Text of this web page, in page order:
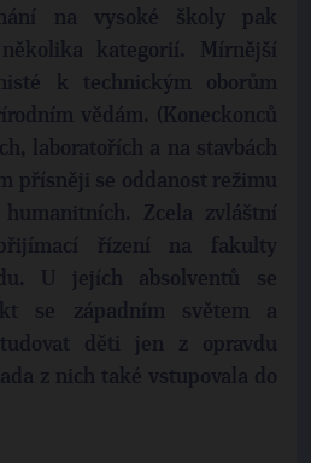
na vysoké školy pak
kategorií. Mírnější
k technickým oborům
vědám. (Koneckonců
laboratořích a na stavbách
přísněji se oddanost režimu
Zcela zvláštní
řízení na fakulty
U jejích absolventů se
se západním světem a
děti jen z opravdu
z nich také vstupovala do